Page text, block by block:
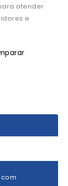
atender
e